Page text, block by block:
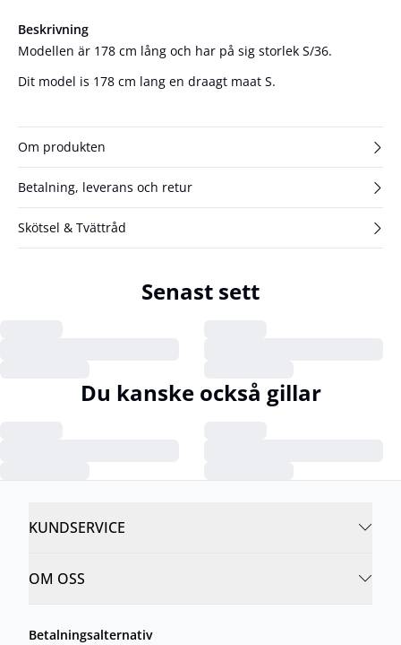
Beskrivning
Modellen är 178 cm lång och har på sig storlek S/36.
Dit model is 178 cm lang en draagt maat S.
Om produkten
Betalning, leverans och retur
Skötsel & Tvättråd
Senast sett
Du kanske också gillar
KUNDSERVICE
OM OSS
Betalningsalternativ